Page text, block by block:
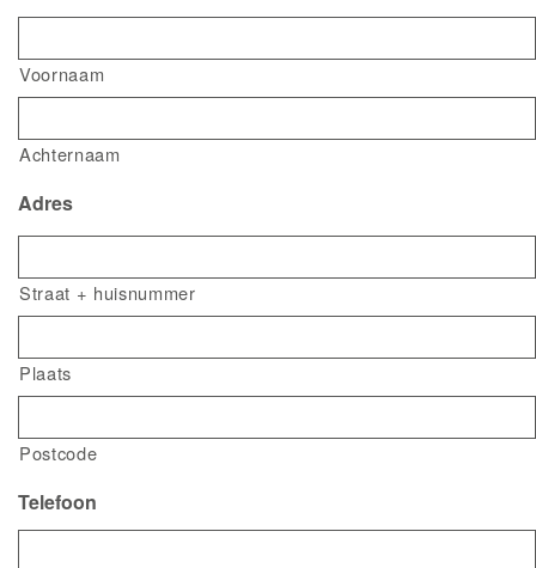
Voornaam
Achternaam
Adres
Straat + huisnummer
Plaats
Postcode
Telefoon